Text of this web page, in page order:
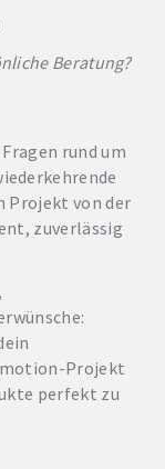
Beratung?
rund um
Projekt von der
zuverlässig
Projekt
perfekt zu